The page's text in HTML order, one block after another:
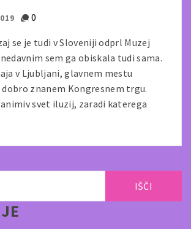
0
se je tudi v Sloveniji odprl Muzej
sem ga obiskala tudi sama.
v Ljubljani, glavnem mestu
dobro znanem Kongresnem trgu.
svet iluzij, zaradi katerega